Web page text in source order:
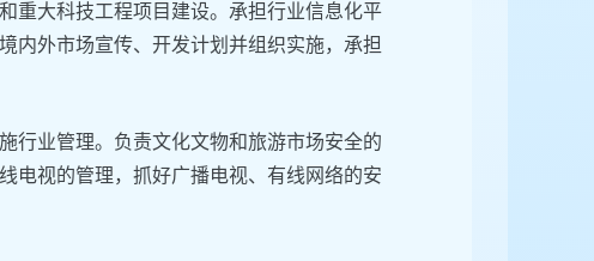
重大科技工程项目建设。承担行业信息化平
内外市场宣传、开发计划并组织实施，承担
行业管理。负责文化文物和旅游市场安全的
电视的管理，抓好广播电视、有线网络的安